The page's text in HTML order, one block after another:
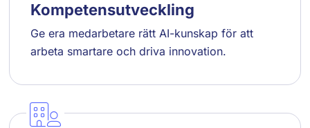
Kompetensutveckling
Ge era medarbetare rätt AI-kunskap för att
arbeta smartare och driva innovation.